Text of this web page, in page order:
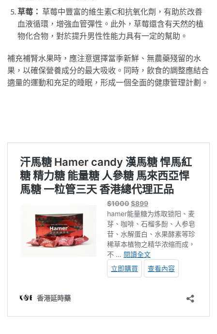
草莓： 草莓中豐富的維生素C和抗氧化劑，有助於改善
血液循環，增強血管彈性。此外，草莓還含有天然的植
物化合物，對於提升男性性能力具有一定的幫助。
補充補腎水果時，應注意選擇當季新鮮、無農藥殘留的水
果，以確保營養成分的最大吸收。同時，飲食的調整應結合
適量的運動和充足的睡眠，形成一個全面的健康管理計劃。